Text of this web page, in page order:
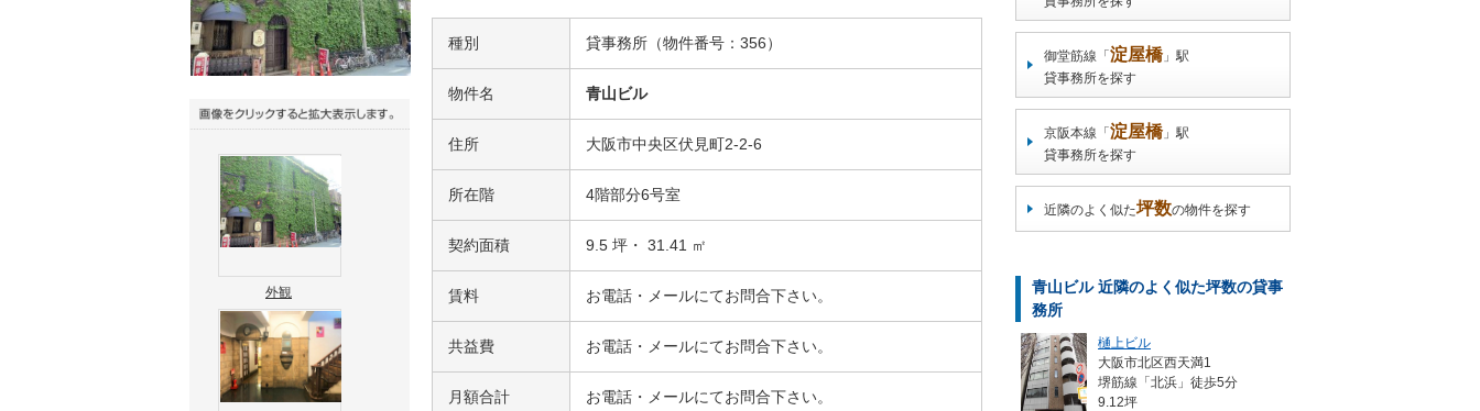
外観
種別 貸事務所（物件番号：356）
物件名 青山ビル
住所 大阪市中央区伏見町2-2-6
所在階 4階部分6号室
契約面積 9.5 坪・ 31.41 ㎡
賃料 お電話・メールにてお問合下さい。
共益費 お電話・メールにてお問合下さい。
月額合計 お電話・メールにてお問合下さい。
御堂筋線「 淀屋橋」駅
貸事務所を探す
京阪本線「 淀屋橋」駅
貸事務所を探す
近隣のよく似た坪数の物件を探す
青山ビル 近隣のよく似た坪数の貸事
務所
樋上ビル
大阪市北区西天満1
堺筋線「北浜」徒歩5分
9.12坪